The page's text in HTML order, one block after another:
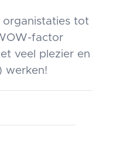
tot
factor
veel plezier en
werken!